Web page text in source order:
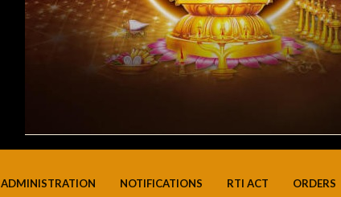
ADMINISTRATION NOTIFICATIONS RTI ACT ORDERS